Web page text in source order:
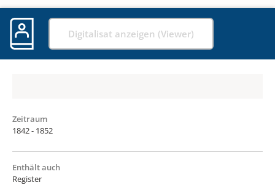
Digitalisat anzeigen (Viewer)
Zeitraum
1842 - 1852
Enthält auch
Register